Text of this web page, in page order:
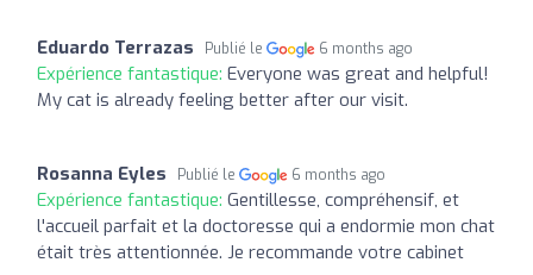
Eduardo Terrazas Publié le 6 months ago
Expérience fantastique: Everyone was great and helpful!
My cat is already feeling better after our visit.
Rosanna Eyles Publié le 6 months ago
Expérience fantastique: Gentillesse, compréhensif, et
l'accueil parfait et la doctoresse qui a endormie mon chat
était très attentionnée. Je recommande votre cabinet